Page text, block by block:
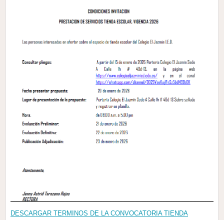
DESCARGAR TERMINOS DE LA CONVOCATORIA TIENDA